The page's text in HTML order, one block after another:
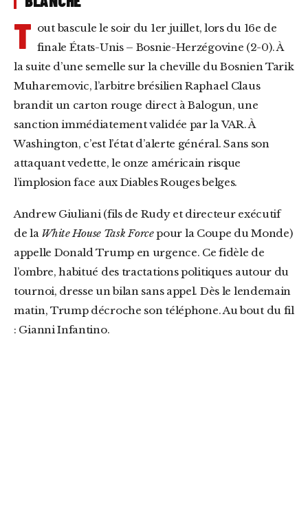
T out bascule le soir du 1er juillet, lors du 16e de
finale États-Unis – Bosnie-Herzégovine (2-0). À
la suite d’une semelle sur la cheville du Bosnien Tarik
Muharemovic, l’arbitre brésilien Raphael Claus
brandit un carton rouge direct à Balogun, une
sanction immédiatement validée par la VAR. À
Washington, c’est l’état d’alerte général. Sans son
attaquant vedette, le onze américain risque
l’implosion face aux Diables Rouges belges.
Andrew Giuliani (fils de Rudy et directeur exécutif
de la White House Task Forcepour la Coupe du Monde)
appelle Donald Trump en urgence. Ce fidèle de
l’ombre, habitué des tractations politiques autour du
tournoi, dresse un bilan sans appel. Dès le lendemain
matin, Trump décroche son téléphone. Au bout du fil
: Gianni Infantino.